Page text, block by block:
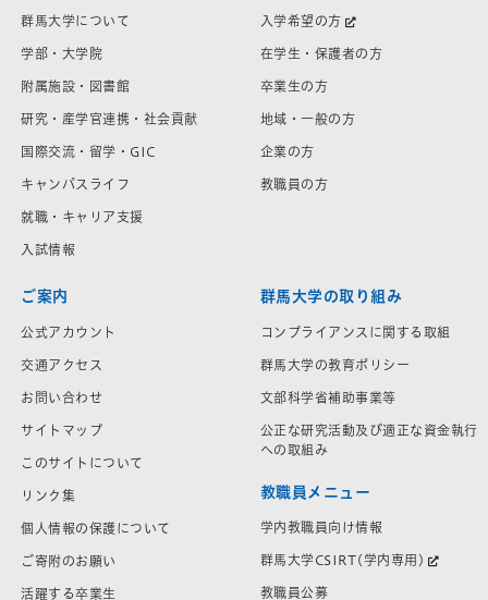
群馬大学について
学部・大学院
附属施設・図書館
研究・産学官連携・社会貢献
国際交流・留学・GIC
キャンパスライフ
就職・キャリア支援
入試情報
入学希望の方
在学生・保護者の方
卒業生の方
地域・一般の方
企業の方
教職員の方
ご案内
公式アカウント
交通アクセス
お問い合わせ
サイトマップ
このサイトについて
リンク集
個人情報の保護について
ご寄附のお願い
活躍する卒業生
群馬大学の取り組み
コンプライアンスに関する取組
群馬大学の教育ポリシー
文部科学省補助事業等
公正な研究活動及び適正な資金執行
への取組み
教職員メニュー
学内教職員向け情報
群馬大学CSIRT(学内専用)
教職員公募